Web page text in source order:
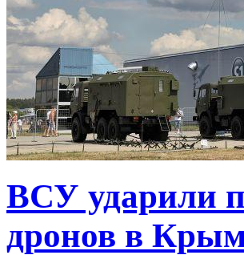
ВСУ ударили
дронов в